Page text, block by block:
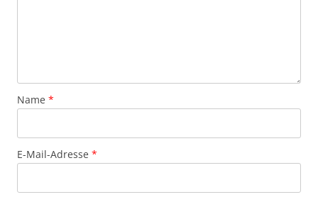
Name *
E-Mail-Adresse *